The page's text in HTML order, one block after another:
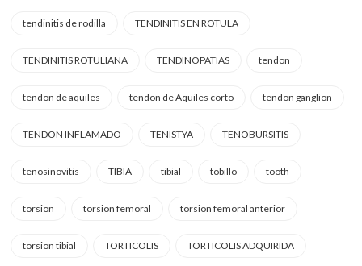
tendinitis de rodilla TENDINITIS EN ROTULA
TENDINITIS ROTULIANA TENDINOPATIAS tendon
tendon de aquiles tendon de Aquiles corto tendon ganglion
TENDON INFLAMADO TENISTYA TENOBURSITIS
tenosinovitis TIBIA tibial tobillo tooth
torsion torsion femoral torsion femoral anterior
torsion tibial TORTICOLIS TORTICOLIS ADQUIRIDA